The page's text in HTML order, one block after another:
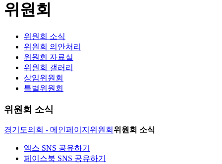
위원회
위원회 소식
위원회 의안처리
위원회 자료실
위원회 갤러리
상임위원회
특별위원회
위원회 소식
경기도의회 - 메인페이지 위원회 위원회 소식
엑스 SNS 공유하기
페이스북 SNS 공유하기